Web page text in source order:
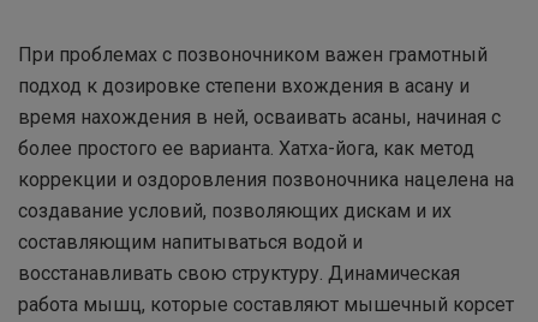
При проблемах с позвоночником важен грамотный
подход к дозировке степени вхождения в асану и
время нахождения в ней, осваивать асаны, начиная с
более простого ее варианта. Хатха-йога, как метод
коррекции и оздоровления позвоночника нацелена на
создавание условий, позволяющих дискам и их
составляющим напитываться водой и
восстанавливать свою структуру. Динамическая
работа мышц, которые составляют мышечный корсет